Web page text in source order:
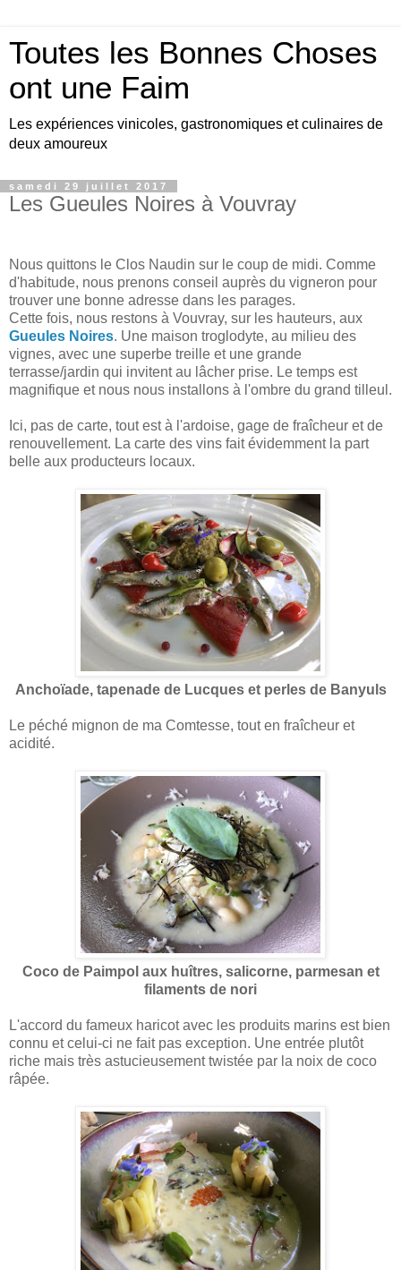
Toutes les Bonnes Choses
ont une Faim
Les expériences vinicoles, gastronomiques et culinaires de
deux amoureux
samedi 29 juillet 2017
Les Gueules Noires à Vouvray
Nous quittons le Clos Naudin sur le coup de midi. Comme
d'habitude, nous prenons conseil auprès du vigneron pour
trouver une bonne adresse dans les parages.
Cette fois, nous restons à Vouvray, sur les hauteurs, aux
Gueules Noires. Une maison troglodyte, au milieu des
vignes, avec une superbe treille et une grande
terrasse/jardin qui invitent au lâcher prise. Le temps est
magnifique et nous nous installons à l'ombre du grand tilleul.
Ici, pas de carte, tout est à l'ardoise, gage de fraîcheur et de
renouvellement. La carte des vins fait évidemment la part
belle aux producteurs locaux.
Anchoïade, tapenade de Lucques et perles de Banyuls
Le péché mignon de ma Comtesse, tout en fraîcheur et
acidité.
Coco de Paimpol aux huîtres, salicorne, parmesan et
filaments de nori
L'accord du fameux haricot avec les produits marins est bien
connu et celui-ci ne fait pas exception. Une entrée plutôt
riche mais très astucieusement twistée par la noix de coco
râpée.